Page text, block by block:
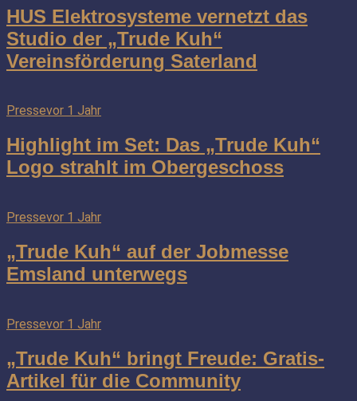
HUS Elektrosysteme vernetzt das
Studio der „Trude Kuh“
Vereinsförderung Saterland
Pressevor 1 Jahr
Highlight im Set: Das „Trude Kuh“
Logo strahlt im Obergeschoss
Pressevor 1 Jahr
„Trude Kuh“ auf der Jobmesse
Emsland unterwegs
Pressevor 1 Jahr
„Trude Kuh“ bringt Freude: Gratis-
Artikel für die Community